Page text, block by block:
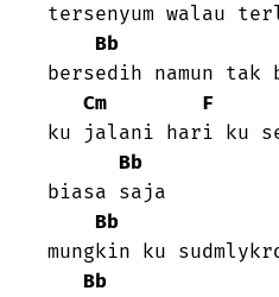
tersenyum walau
Bb
bersedih namun tak
Cm
F
ku jalani hari ku
Bb
biasa saja
Bb
mungkin ku
Bb